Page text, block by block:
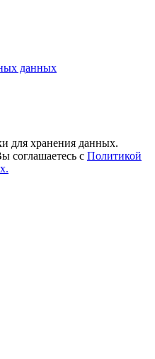
данных
для хранения данных.
соглашаетесь с Политикой